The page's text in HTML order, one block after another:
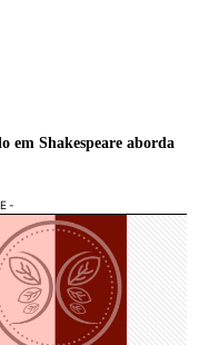
em Shakespeare aborda